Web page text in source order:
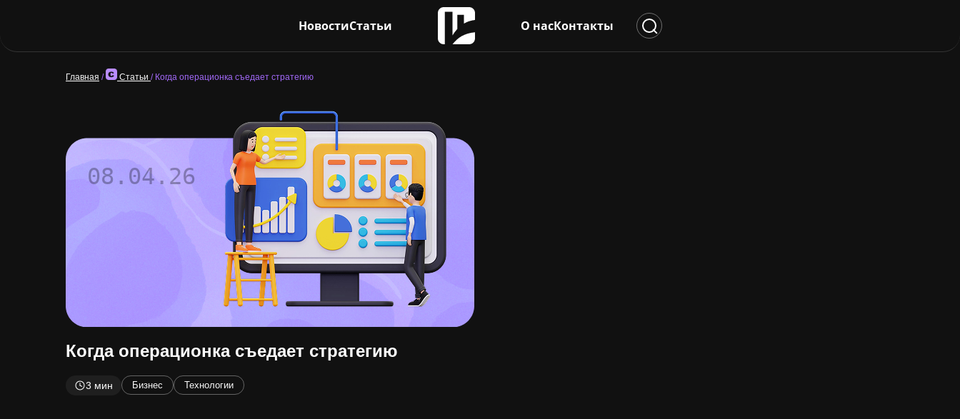
НовостиСтатьи О насКонтакты
Главная / Статьи / Когда операционка съедает стратегию
08.04.26
Когда операционка съедает стратегию
3 мин Бизнес Технологии